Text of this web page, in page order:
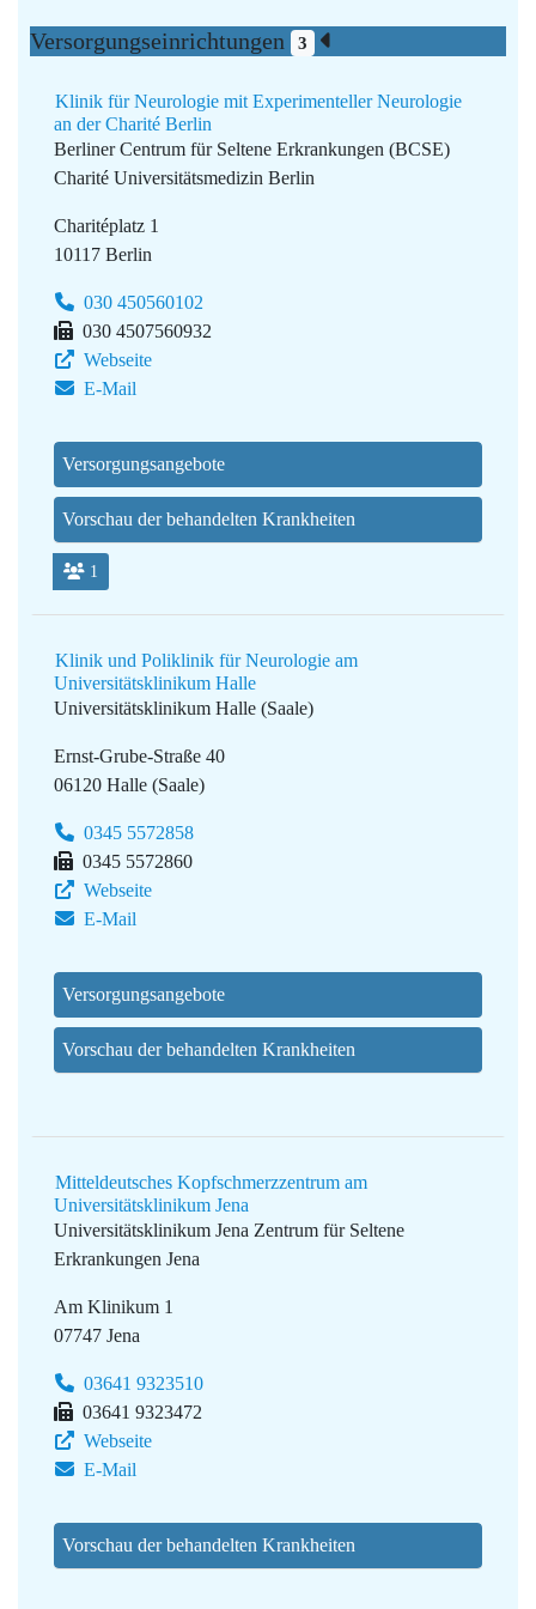
Versorgungseinrichtungen 3
Klinik für Neurologie mit Experimenteller Neurologie
an der Charité Berlin
Berliner Centrum für Seltene Erkrankungen (BCSE)
Charité Universitätsmedizin Berlin
Charitéplatz 1
10117 Berlin
030 450560102
030 4507560932
Webseite
E-Mail
Versorgungsangebote
Vorschau der behandelten Krankheiten
1
Klinik und Poliklinik für Neurologie am
Universitätsklinikum Halle
Universitätsklinikum Halle (Saale)
Ernst-Grube-Straße 40
06120 Halle (Saale)
0345 5572858
0345 5572860
Webseite
E-Mail
Versorgungsangebote
Vorschau der behandelten Krankheiten
Mitteldeutsches Kopfschmerzzentrum am
Universitätsklinikum Jena
Universitätsklinikum Jena Zentrum für Seltene
Erkrankungen Jena
Am Klinikum 1
07747 Jena
03641 9323510
03641 9323472
Webseite
E-Mail
Vorschau der behandelten Krankheiten